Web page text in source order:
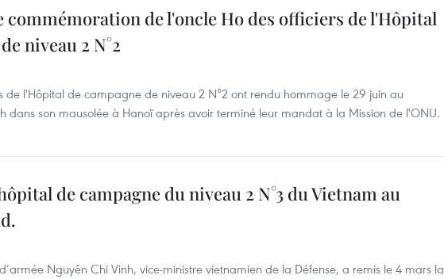
commémoration de l'oncle Ho des officiers de l'Hôpital
niveau 2 N°2
de l'Hôpital de campagne de niveau 2 N°2 ont rendu hommage le 29 juin au
dans son mausolée à Hanoï après avoir terminé leur mandat à la Mission de l'ONU.
de campagne du niveau 2 N°3 du Vietnam au
Nguyên Chi Vinh, vice-ministre vietnamien de la Défense, a remis le 4 mars la